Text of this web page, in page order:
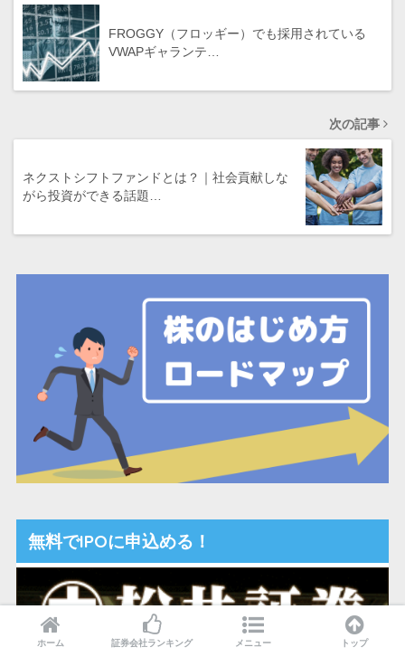
FROGGY（フロッギー）でも採用されている
VWAPギャランテ…
次の記事
ネクストシフトファンドとは？｜社会貢献しな
がら投資ができる話題…
無料でIPOに申込める！
ホーム 証券会社ランキング メニュー トップ